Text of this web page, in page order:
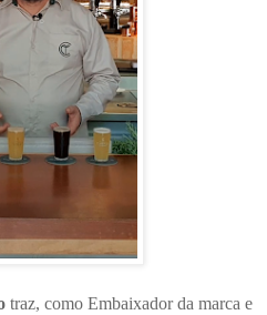
traz, como Embaixador da marca e